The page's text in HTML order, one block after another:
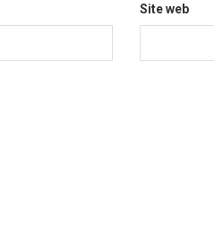
Site web